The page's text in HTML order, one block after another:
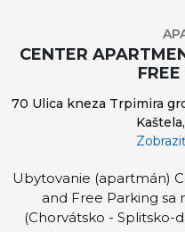
CENTER
70 Ulica kneza Trpimira
Ubytovanie (apartmán)
and Free Parking sa
(Chorvátsko - Splitsko-